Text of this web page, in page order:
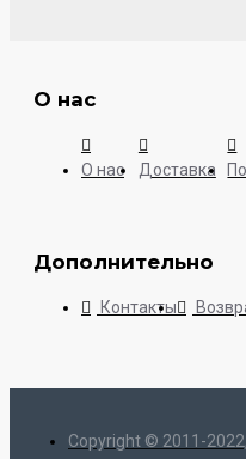
О нас
О нас Доставка
Дополнительно
Контакты
Copyright © 2011-